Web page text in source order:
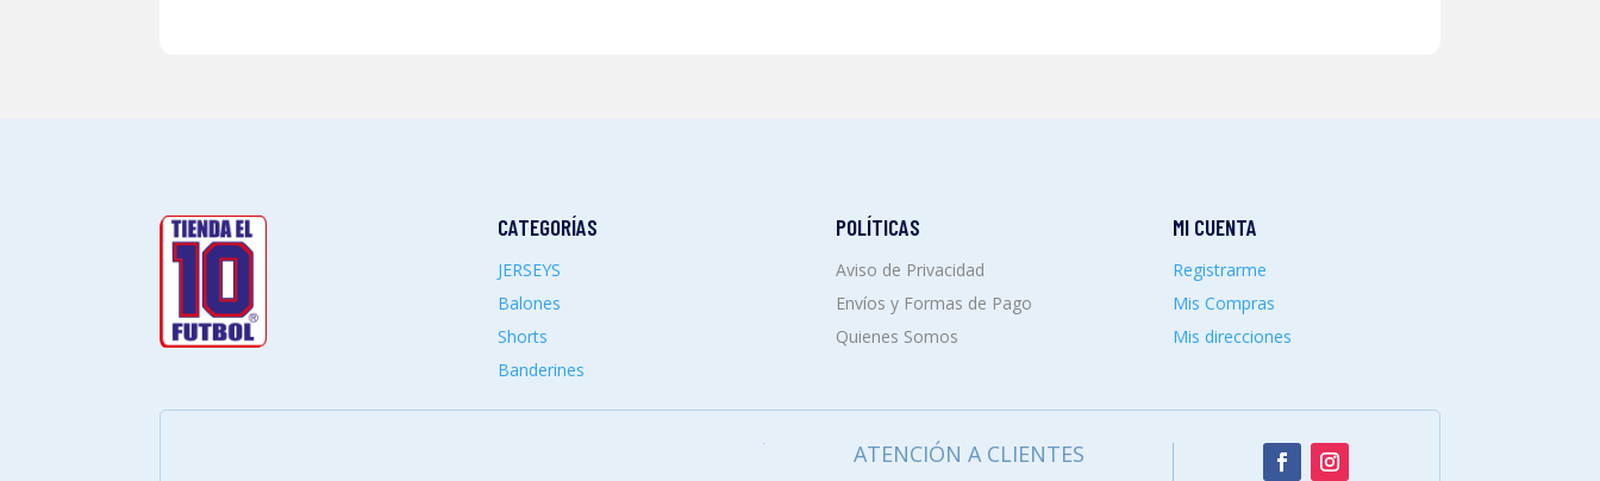
CATEGORÍAS
JERSEYS
Balones
Shorts
Banderines
POLÍTICAS
Aviso de Privacidad
Envíos y Formas de Pago
Quienes Somos
MI CUENTA
Registrarme
Mis Compras
Mis direcciones
ATENCIÓN A CLIENTES